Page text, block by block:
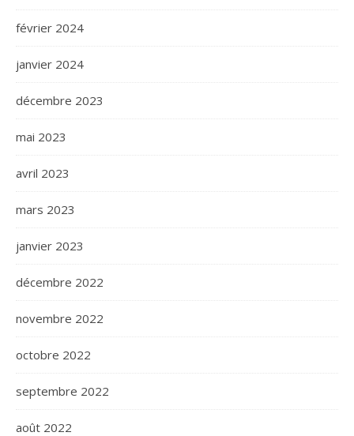
février 2024
janvier 2024
décembre 2023
mai 2023
avril 2023
mars 2023
janvier 2023
décembre 2022
novembre 2022
octobre 2022
septembre 2022
août 2022